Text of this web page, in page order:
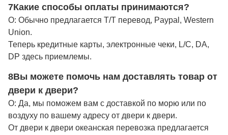
7Какие способы оплаты принимаются?
О: Обычно предлагается T/T перевод, Paypal, Western
Union.
Теперь кредитные карты, электронные чеки, L/C, DA,
DP здесь приемлемы.
8Вы можете помочь нам доставлять товар от
двери к двери?
О: Да, мы поможем вам с доставкой по морю или по
воздуху по вашему адресу от двери к двери.
От двери к двери океанская перевозка предлагается